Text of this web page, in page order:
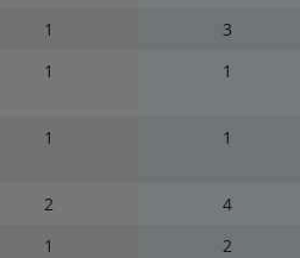
1
3
1 1
1 1
2
4
1
2